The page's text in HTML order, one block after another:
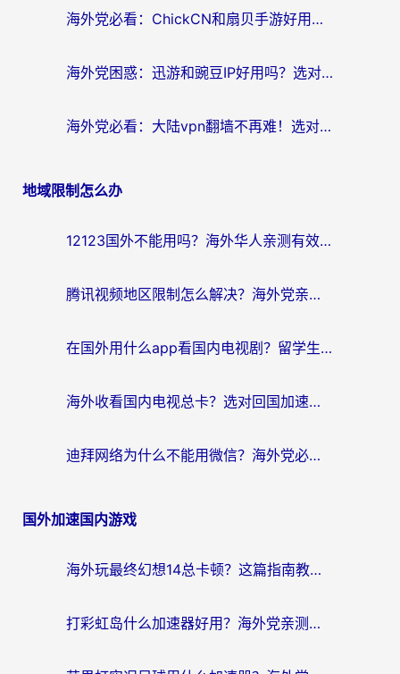
海外党必看：ChickCN和扇贝手游好用吗？3步选对回国加速器无缝刷国内资源
海外党困惑：迅游和豌豆IP好用吗？选对回国加速器，刷剧游戏再也不卡
海外党必看：大陆vpn翻墙不再难！选对加速器，无缝刷国内资源
地域限制怎么办
12123国外不能用吗？海外华人亲测有效的回国加速方案来了
腾讯视频地区限制怎么解决？海外党亲测有效的回国加速器选择指南
在国外用什么app看国内电视剧？留学生亲测有效的回国加速方案
海外收看国内电视总卡？选对回国加速器，让你流畅追《狂飙》《长相思》
迪拜网络为什么不能用微信？海外党必看的回国加速解决方案
国外加速国内游戏
海外玩最终幻想14总卡顿？这篇指南教你选对加速器（附非洲美国玩家实测）
打彩虹岛什么加速器好用？海外党亲测的国服游戏加速终极指南